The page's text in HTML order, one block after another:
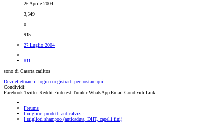
26 Aprile 2004
3,649
0
915
27 Luglio 2004
#11
sono di Caserta carlitos
Devi effettuare il login o registrarti per postare qui.
Condividi:
Facebook Twitter Reddit Pinterest Tumblr WhatsApp Email Condividi Link
Forums
I migliori prodotti anticalvizie
I migliori shampoo (anticaduta, DHT, capelli fini)